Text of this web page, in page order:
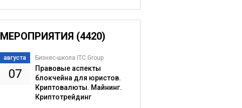
МЕРОПРИЯТИЯ (4420)
августа
07
Бизнес-школа ITC Group
Правовые аспекты
блокчейна для юристов.
Криптовалюты. Майнинг.
Криптотрейдинг